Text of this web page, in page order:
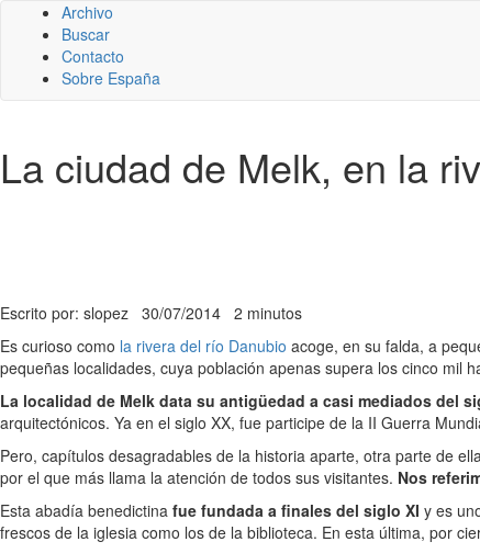
Archivo
Buscar
Contacto
Sobre España
La ciudad de Melk, en la
Escrito por: slopez 30/07/2014 2 minutos
Es curioso como la rivera del río Danubio acoge, en su falda, a
pequeñas localidades, cuya población apenas supera los cinco mil
La localidad de Melk data su antigüedad a casi mediados del
arquitectónicos. Ya en el siglo XX, fue participe de la II Guerra
Pero, capítulos desagradables de la historia aparte, otra parte de
por el que más llama la atención de todos sus visitantes. Nos
Esta abadía benedictina fue fundada a finales del siglo XI y es
frescos de la iglesia como los de la biblioteca. En esta última, por